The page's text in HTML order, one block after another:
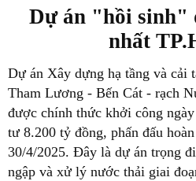
Dự án "hồi sinh"
nhất
Dự án Xây dựng hạ tầng và cải
Tham Lương - Bến Cát - rạch
được chính thức khởi công
tư 8.200 tỷ đồng, phấn đấu
30/4/2025. Đây là dự án trọng
ngập và xử lý nước thải giai